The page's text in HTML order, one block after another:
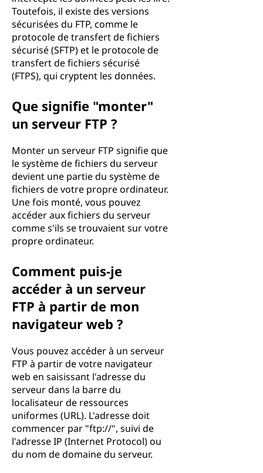
Toutefois, il existe des versions
sécurisées du FTP, comme le
protocole de transfert de fichiers
sécurisé (SFTP) et le protocole de
transfert de fichiers sécurisé
(FTPS), qui cryptent les données.
Que signifie "monter"
un serveur FTP ?
Monter un serveur FTP signifie que
le système de fichiers du serveur
devient une partie du système de
fichiers de votre propre ordinateur.
Une fois monté, vous pouvez
accéder aux fichiers du serveur
comme s'ils se trouvaient sur votre
propre ordinateur.
Comment puis-je
accéder à un serveur
FTP à partir de mon
navigateur web ?
Vous pouvez accéder à un serveur
FTP à partir de votre navigateur
web en saisissant l'adresse du
serveur dans la barre du
localisateur de ressources
uniformes (URL). L'adresse doit
commencer par "ftp://", suivi de
l'adresse IP (Internet Protocol) ou
du nom de domaine du serveur.